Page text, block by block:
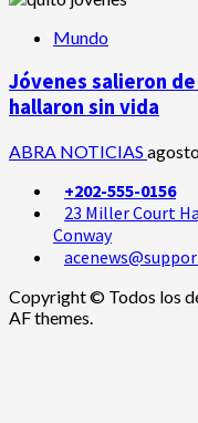
Mundo
Jóvenes salieron
hallaron sin vida
ABRA NOTICIAS
+202-555-0156
23 Miller Court
Conway
Copyright © Todos los
AF themes.